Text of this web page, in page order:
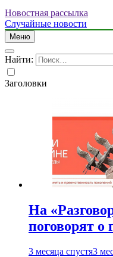
Новостная рассылка
Случайные новости
Меню
Найти:
Заголовки
На
поговорят о
3 месяца спустя3